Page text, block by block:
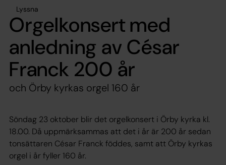
Lyssna
Orgelkonsert med
anledning av César
Franck 200 år
och Örby kyrkas orgel 160 år
Söndag 23 oktober blir det orgelkonsert i Örby kyrka kl.
18.00. Då uppmärksammas att det i år är 200 år sedan
tonsättaren César Franck föddes, samt att Örby kyrkas
orgel i år fyller 160 år.